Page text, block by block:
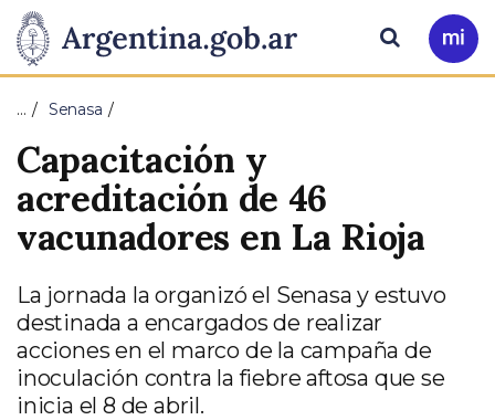
Presidencia
de
la
Nación
Pasar al contenido principal
Ir
a
Buscar
… Senasa
Capacitación y
acreditación de 46
vacunadores en La Rioja
La jornada la organizó el Senasa y estuvo
destinada a encargados de realizar
acciones en el marco de la campaña de
inoculación contra la fiebre aftosa que se
inicia el 8 de abril.